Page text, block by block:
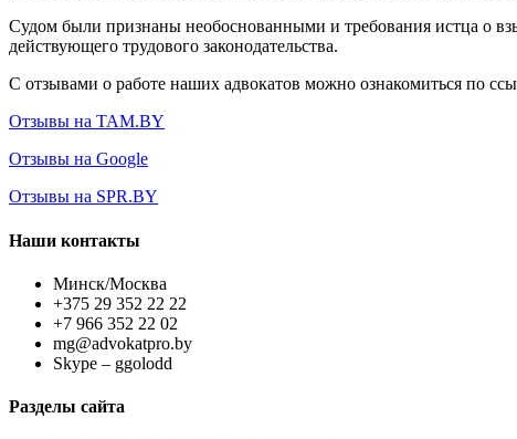
Судом были признаны необоснованными и требования истца о
действующего трудового законодательства.
С отзывами о работе наших адвокатов можно ознакомиться по
Отзывы на TAM.BY
Отзывы на Google
Отзывы на SPR.BY
Наши контакты
Минск/Москва
+375 29 352 22 22
+7 966 352 22 02
mg@advokatpro.by
Skype – ggolodd
Разделы сайта